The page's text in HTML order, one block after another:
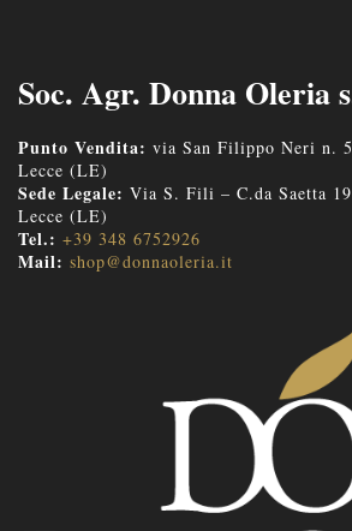
Soc. Agr. Donna Oleria
Punto Vendita: via San Filippo Neri n.
Lecce (LE)
Sede Legale: Via S. Fili – C.da Saetta
Lecce (LE)
Tel.: +39 348 6752926
Mail: shop@donnaoleria.it